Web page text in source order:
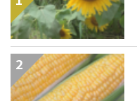
2